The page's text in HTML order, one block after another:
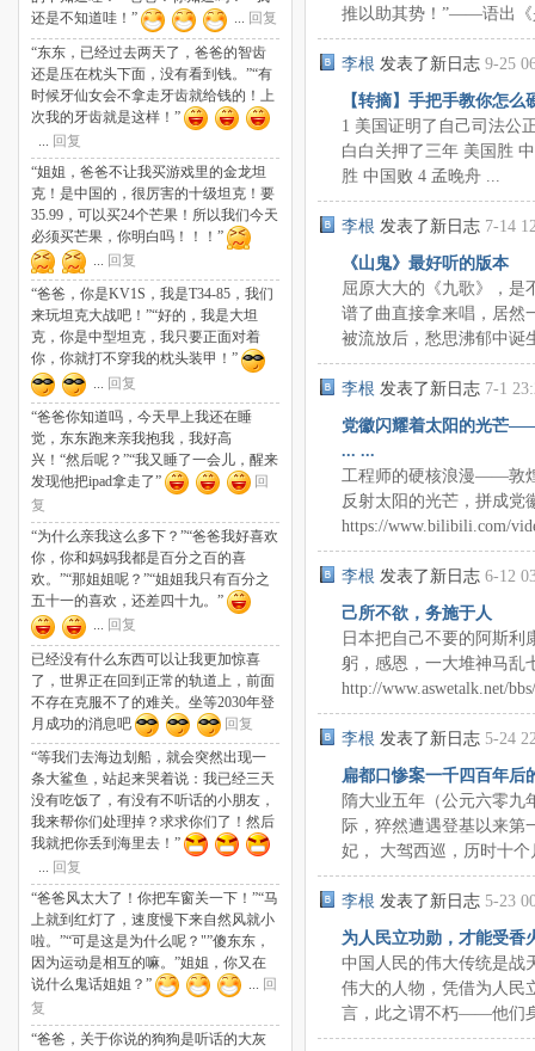
还是不知道哇！”
... 回复
“东东，已经过去两天了，爸爸的智齿
还是压在枕头下面，没有看到钱。”“有
时候牙仙女会不拿走牙齿就给钱的！上
次我的牙齿就是这样！”
回复
“姐姐，爸爸不让我买游戏里的金龙坦
克！是中国的，很厉害的十级坦克！要
35.99，可以买24个芒果！所以我们今天
必须买芒果，你明白吗！！！”
... 回复
“爸爸，你是KV1S，我是T34-85，我们
来玩坦克大战吧！”“好的，我是大坦
克，你是中型坦克，我只要正面对着
你，你就打不穿我的枕头装甲！”
回复
“爸爸你知道吗，今天早上我还在睡
觉，东东跑来亲我抱我，我好高
兴！“然后呢？”“我又睡了一会儿，醒来
发现他把ipad拿走了”
回
复
“为什么亲我这么多下？”“爸爸我好喜欢
你，你和妈妈我都是百分之百的喜
欢。”“那姐姐呢？”“姐姐我只有百分之
五十一的喜欢，还差四十九。”
... 回复
已经没有什么东西可以让我更加惊喜
了，世界正在回到正常的轨道上，前面
不存在克服不了的难关。坐等2030年登
月成功的消息吧
回复
“等我们去海边划船，就会突然出现一
条大鲨鱼，站起来哭着说：我已经三天
没有吃饭了，有没有不听话的小朋友，
我来帮你们处理掉？求求你们了！然后
我就把你丢到海里去！”
... 回复
“爸爸风太大了！你把车窗关一下！”“马
上就到红灯了，速度慢下来自然风就小
啦。”“可是这是为什么呢？"”傻东东，
因为运动是相互的嘛。”姐姐，你又在
说什么鬼话姐姐？”
... 回
复
“爸爸，关于你说的狗狗是听话的大灰
推以助其势！”——语出《
李根 发表了新日志 9-25
【转摘】手把手教你怎么
1 美国证明了自己司法公
白白关押了三年 美国胜
胜 中国败 4 孟晚舟 ...
李根 发表了新日志 7-14
《山鬼》最好听的版本
屈原大大的《九歌》，
谱了曲直接拿来唱，居然
被流放后，愁思沸郁中诞
李根 发表了新日志 7-1
党徽闪耀着太阳的光芒
... ...
工程师的硬核浪漫——敦
反射太阳的光芒，拼成党
https://www.bilibili.com/
李根 发表了新日志 6-12
己所不欲，务施于人
日本把自己不要的阿斯利
躬，感恩，一大堆神马乱
http://www.aswetalk.net/
李根 发表了新日志 5-24
扁都口惨案一千四百年后
隋大业五年（公元六零九
际，猝然遭遇登基以来第
妃， 大驾西巡，历时十
李根 发表了新日志 5-23
为人民立功勋，才能受香
中国人民的伟大传统是战
伟大的人物，凭借为人民
言，此之谓不朽——他们